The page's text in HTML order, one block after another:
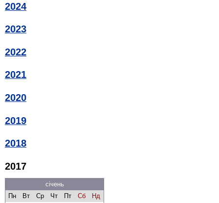
2024
2023
2022
2021
2020
2019
2018
2017
січень
Пн
Вт Ср Чт Пт Сб
Нд